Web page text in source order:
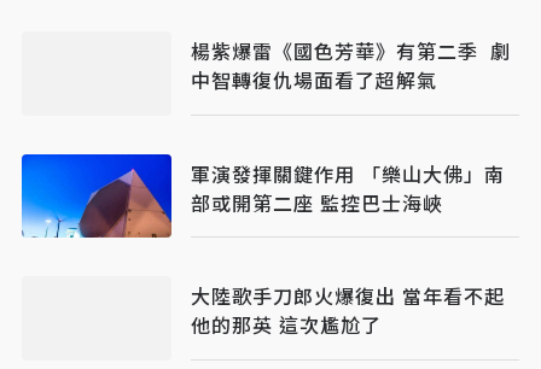
楊紫爆雷《國色芳華》有第二季 劇
中智轉復仇場面看了超解氣
軍演發揮關鍵作用 「樂山大佛」南
部或開第二座 監控巴士海峽
大陸歌手刀郎火爆復出 當年看不起
他的那英 這次尷尬了